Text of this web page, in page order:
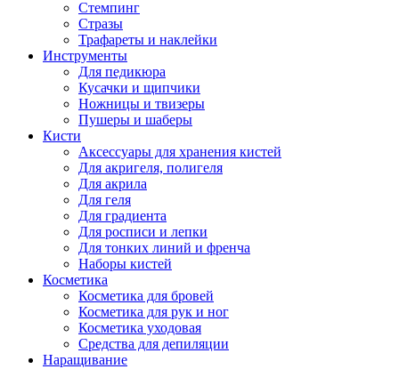
Стемпинг
Стразы
Трафареты и наклейки
Инструменты
Для педикюра
Кусачки и щипчики
Ножницы и твизеры
Пушеры и шаберы
Кисти
Аксессуары для хранения кистей
Для акригеля, полигеля
Для акрила
Для геля
Для градиента
Для росписи и лепки
Для тонких линий и френча
Наборы кистей
Косметика
Косметика для бровей
Косметика для рук и ног
Косметика уходовая
Средства для депиляции
Наращивание